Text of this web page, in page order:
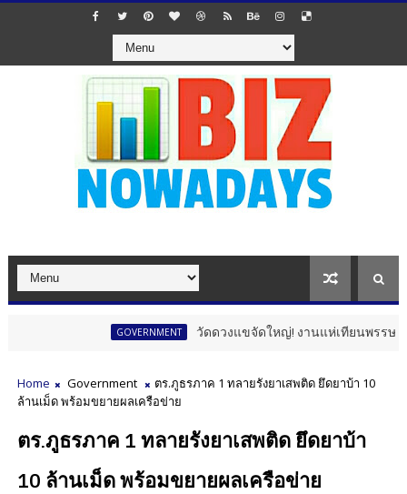
วัดดวงแขจัดใหญ่! งานแห่เทียนพรรษา 12 นักษัตร ยิ่ง
Home Government
ตร.ภูธรภาค 1 ทลายรังยาเสพติด ยึดยาบ้า 10
ล้านเม็ด พร้อมขยายผลเครือข่าย
ตร.ภูธรภาค 1 ทลายรังยาเสพติด ยึดยาบ้า
10 ล้านเม็ด พร้อมขยายผลเครือข่าย